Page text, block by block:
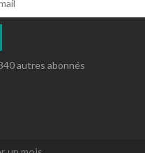
autres abonnés